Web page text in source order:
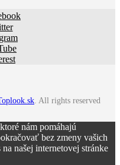
. All rights reserved
nám pomáhajú
bez zmeny vašich
našej internetovej stránke